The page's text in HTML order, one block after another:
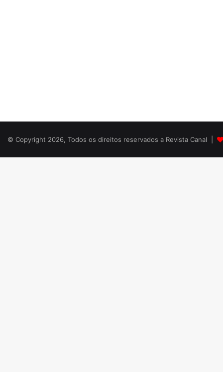
© Copyright 2026, Todos os direitos reservados a Revista Canal |